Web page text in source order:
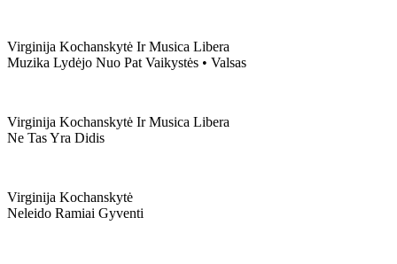
Virginija Kochanskytė Ir Musica Libera
Muzika Lydėjo Nuo Pat Vaikystės • Valsas
Virginija Kochanskytė Ir Musica Libera
Ne Tas Yra Didis
Virginija Kochanskytė
Neleido Ramiai Gyventi